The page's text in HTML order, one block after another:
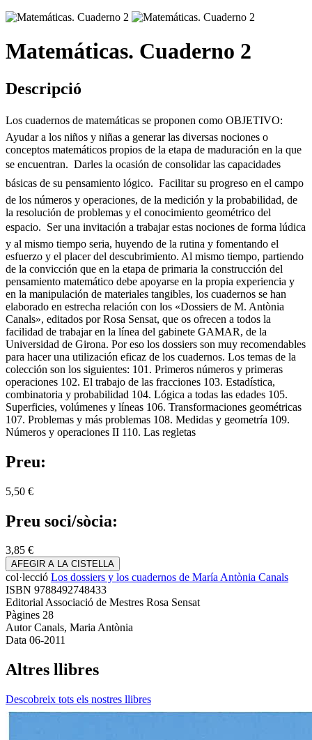
Matemáticas. Cuaderno 2
Descripció
Los cuadernos de matemáticas se proponen como OBJETIVO: 
Ayudar a los niños y niñas a generar las diversas nociones o
conceptos matemáticos propios de la etapa de maduración en la que
se encuentran.  Darles la ocasión de consolidar las capacidades
básicas de su pensamiento lógico.  Facilitar su progreso en el campo
de los números y operaciones, de la medición y la probabilidad, de
la resolución de problemas y el conocimiento geométrico del
espacio.  Ser una invitación a trabajar estas nociones de forma lúdica
y al mismo tiempo seria, huyendo de la rutina y fomentando el
esfuerzo y el placer del descubrimiento. Al mismo tiempo, partiendo
de la convicción que en la etapa de primaria la construcción del
pensamiento matemático debe apoyarse en la propia experiencia y
en la manipulación de materiales tangibles, los cuadernos se han
elaborado en estrecha relación con los «Dossiers de M. Antònia
Canals», editados por Rosa Sensat, que os ofrecen a todos la
facilidad de trabajar en la línea del gabinete GAMAR, de la
Universidad de Girona. Por eso los dossiers son muy recomendables
para hacer una utilización eficaz de los cuadernos. Los temas de la
colección son los siguientes: 101. Primeros números y primeras
operaciones 102. El trabajo de las fracciones 103. Estadística,
combinatoria y probabilidad 104. Lógica a todas las edades 105.
Superficies, volúmenes y líneas 106. Transformaciones geométricas
107. Problemas y más problemas 108. Medidas y geometría 109.
Números y operaciones II 110. Las regletas
Preu:
5,50 €
Preu soci/sòcia:
3,85 €
AFEGIR A LA CISTELLA
col·lecció Los dossiers y los cuadernos de María Antònia Canals
ISBN 9788492748433
EditorialAssociació de Mestres Rosa Sensat
Pàgines 28
Autor Canals, Maria Antònia
Data 06-2011
Altres llibres
Descobreix tots els nostres llibres